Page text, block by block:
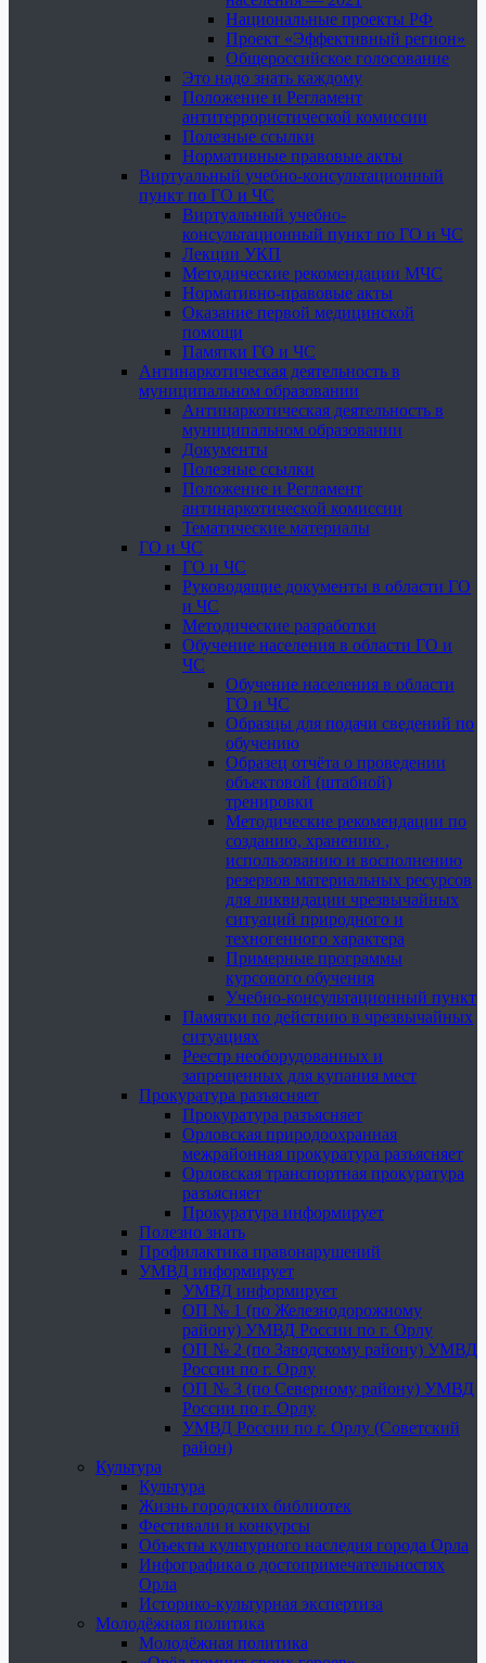
Национальные проекты РФ
Проект «Эффективный регион»
Общероссийское голосование
Это надо знать каждому
Положение и Регламент
антитеррористической комиссии
Полезные ссылки
Нормативные правовые акты
Виртуальный учебно-консультационный
пункт по ГО и ЧС
Виртуальный учебно-
консультационный пункт по ГО и ЧС
Лекции УКП
Методические рекомендации МЧС
Нормативно-правовые акты
Оказание первой медицинской
помощи
Памятки ГО и ЧС
Антинаркотическая деятельность в
муниципальном образовании
Антинаркотическая деятельность в
муниципальном образовании
Документы
Полезные ссылки
Положение и Регламент
антинаркотической комиссии
Тематические материалы
ГО и ЧС
ГО и ЧС
Руководящие документы в области ГО
и ЧС
Методические разработки
Обучение населения в области ГО и
ЧС
Обучение населения в области
ГО и ЧС
Образцы для подачи сведений по
обучению
Образец отчёта о проведении
объектовой (штабной)
тренировки
Методические рекомендации по
созданию, хранению ,
использованию и восполнению
резервов материальных ресурсов
для ликвидации чрезвычайных
ситуаций природного и
техногенного характера
Примерные программы
курсового обучения
Учебно-консультационный пункт
Памятки по действию в чрезвычайных
ситуациях
Реестр необорудованных и
запрещенных для купания мест
Прокуратура разъясняет
Прокуратура разъясняет
Орловская природоохранная
межрайонная прокуратура разъясняет
Орловская транспортная прокуратура
разъясняет
Прокуратура информирует
Полезно знать
Профилактика правонарушений
УМВД информирует
УМВД информирует
ОП № 1 (по Железнодорожному
району) УМВД России по г. Орлу
ОП № 2 (по Заводскому району) УМВД
России по г. Орлу
ОП № 3 (по Северному району) УМВД
России по г. Орлу
УМВД России по г. Орлу (Советский
район)
Культура
Культура
Жизнь городских библиотек
Фестивали и конкурсы
Объекты культурного наследия города Орла
Инфографика о достопримечательностях
Орла
Историко-культурная экспертиза
Молодёжная политика
Молодёжная политика